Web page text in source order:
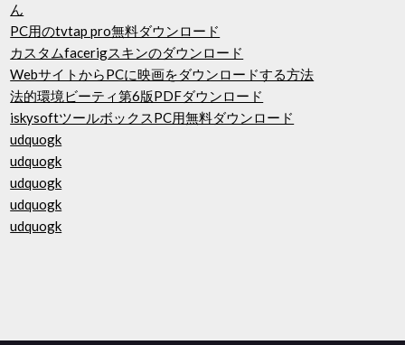
ん
PC用のtvtap pro無料ダウンロード
カスタムfacerigスキンのダウンロード
WebサイトからPCに映画をダウンロードする方法
法的環境ビーティ第6版PDFダウンロード
iskysoftツールボックスPC用無料ダウンロード
udquogk
udquogk
udquogk
udquogk
udquogk